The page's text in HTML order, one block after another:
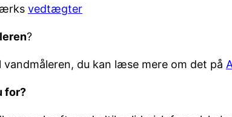
vedtægter
?
vandmåleren, du kan læse mere om det på
for?